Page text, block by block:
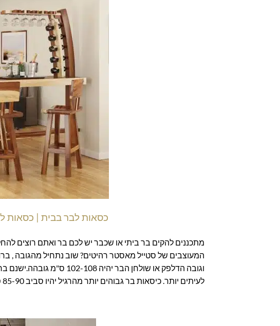
כסאות לבר בבית | כסאות
מתכננים להקים בר ביתי או שכבר יש לכם בר ואתם רוצים
לעיתים יותר. כיסאות בר גבוהים יותר מהרגיל יהיו סביב 85-90 ס"מ.גובה.